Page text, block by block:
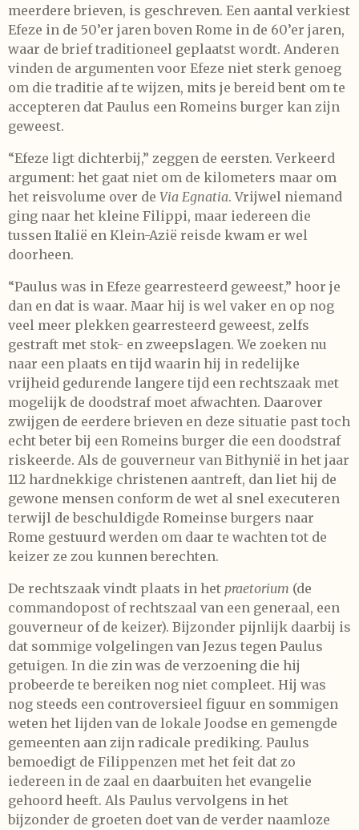
meerdere brieven, is geschreven. Een aantal verkiest
Efeze in de 50’er jaren boven Rome in de 60’er jaren,
waar de brief traditioneel geplaatst wordt. Anderen
vinden de argumenten voor Efeze niet sterk genoeg
om die traditie af te wijzen, mits je bereid bent om te
accepteren dat Paulus een Romeins burger kan zijn
geweest.
“Efeze ligt dichterbij,” zeggen de eersten. Verkeerd
argument: het gaat niet om de kilometers maar om
het reisvolume over de Via Egnatia. Vrijwel niemand
ging naar het kleine Filippi, maar iedereen die
tussen Italië en Klein-Azië reisde kwam er wel
doorheen.
“Paulus was in Efeze gearresteerd geweest,” hoor je
dan en dat is waar. Maar hij is wel vaker en op nog
veel meer plekken gearresteerd geweest, zelfs
gestraft met stok- en zweepslagen. We zoeken nu
naar een plaats en tijd waarin hij in redelijke
vrijheid gedurende langere tijd een rechtszaak met
mogelijk de doodstraf moet afwachten. Daarover
zwijgen de eerdere brieven en deze situatie past toch
echt beter bij een Romeins burger die een doodstraf
riskeerde. Als de gouverneur van Bithynië in het jaar
112 hardnekkige christenen aantreft, dan liet hij de
gewone mensen conform de wet al snel executeren
terwijl de beschuldigde Romeinse burgers naar
Rome gestuurd werden om daar te wachten tot de
keizer ze zou kunnen berechten.
De rechtszaak vindt plaats in het praetorium (de
commandopost of rechtszaal van een generaal, een
gouverneur of de keizer). Bijzonder pijnlijk daarbij is
dat sommige volgelingen van Jezus tegen Paulus
getuigen. In die zin was de verzoening die hij
probeerde te bereiken nog niet compleet. Hij was
nog steeds een controversieel figuur en sommigen
weten het lijden van de lokale Joodse en gemengde
gemeenten aan zijn radicale prediking. Paulus
bemoedigt de Filippenzen met het feit dat zo
iedereen in de zaal en daarbuiten het evangelie
gehoord heeft. Als Paulus vervolgens in het
bijzonder de groeten doet van de verder naamloze